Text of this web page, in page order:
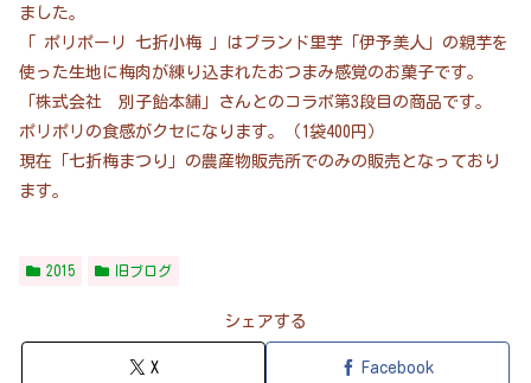
ました。
「 ポリポーリ 七折小梅 」はブランド里芋「伊予美人」の親芋を
使った生地に梅肉が練り込まれたおつまみ感覚のお菓子です。
「株式会社 別子飴本舗」さんとのコラボ第3段目の商品です。
ポリポリの食感がクセになります。（1袋400円）
現在「七折梅まつり」の農産物販売所でのみの販売となっており
ます。
2015 旧ブログ
シェアする
X Facebook